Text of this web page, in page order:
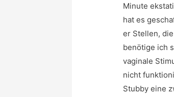
Minute
hat es
er Stellen,
benötige ich
vaginale
nicht
Stubby eine